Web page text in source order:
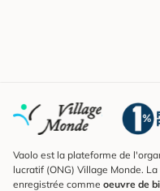
Vaolo est la plateforme de
lucratif (ONG) Village Monde.
enregistrée comme oeuvre de